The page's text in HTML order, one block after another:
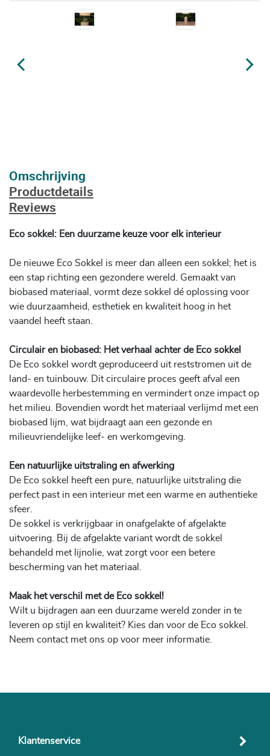
Omschrijving
Productdetails
Reviews
Eco sokkel: Een duurzame keuze voor elk interieur
De nieuwe Eco Sokkel is meer dan alleen een sokkel; het is
een stap richting een gezondere wereld. Gemaakt van
biobased materiaal, vormt deze sokkel dé oplossing voor
wie duurzaamheid, esthetiek en kwaliteit hoog in het
vaandel heeft staan.
Circulair en biobased: Het verhaal achter de Eco sokkel
De Eco sokkel wordt geproduceerd uit reststromen uit de
land- en tuinbouw. Dit circulaire proces geeft afval een
waardevolle herbestemming en vermindert onze impact op
het milieu. Bovendien wordt het materiaal verlijmd met een
biobased lijm, wat bijdraagt aan een gezonde en
milieuvriendelijke leef- en werkomgeving.
Een natuurlijke uitstraling en afwerking
De Eco sokkel heeft een pure, natuurlijke uitstraling die
perfect past in een interieur met een warme en authentieke
sfeer.
De sokkel is verkrijgbaar in onafgelakte of afgelakte
uitvoering. Bij de afgelakte variant wordt de sokkel
behandeld met lijnolie, wat zorgt voor een betere
bescherming van het materiaal.
Maak het verschil met de Eco sokkel!
Wilt u bijdragen aan een duurzame wereld zonder in te
leveren op stijl en kwaliteit? Kies dan voor de Eco sokkel.
Neem contact met ons op voor meer informatie.
Klantenservice